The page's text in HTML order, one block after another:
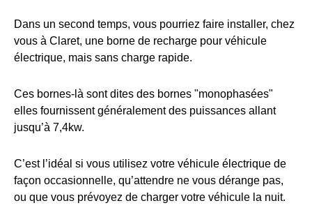
Dans un second temps, vous pourriez faire installer, chez
vous à Claret, une borne de recharge pour véhicule
électrique, mais sans charge rapide.
Ces bornes-là sont dites des bornes "monophasées"
elles fournissent généralement des puissances allant
jusqu’à 7,4kw.
C’est l’idéal si vous utilisez votre véhicule électrique de
façon occasionnelle, qu’attendre ne vous dérange pas,
ou que vous prévoyez de charger votre véhicule la nuit.